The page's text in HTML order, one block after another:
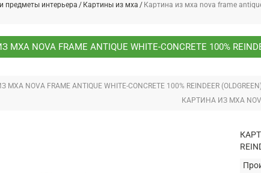
предметы интерьера Картины из мха Картина из мха nova frame
NOVA FRAME ANTIQUE WHITE-CONCRETE 100%
NOVA FRAME ANTIQUE WHITE-CONCRETE 100% REINDEER
КАРТИНА ИЗ МХА NOVA